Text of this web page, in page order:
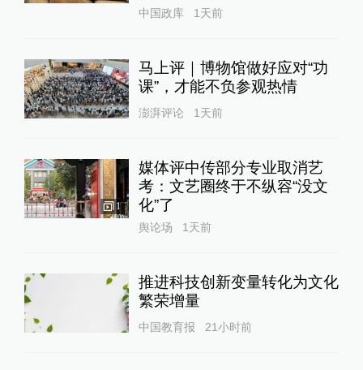
中国政库 1天前
马上评｜博物馆做好应对“功
课”，才能不负参观热情
澎湃评论 1天前
1
媒体评中传部分专业取消艺
考：文艺圈终于不纵容“没文
化”了
舆论场 1天前
推进科技创新变量转化为文化
繁荣增量
中国教育报 21小时前